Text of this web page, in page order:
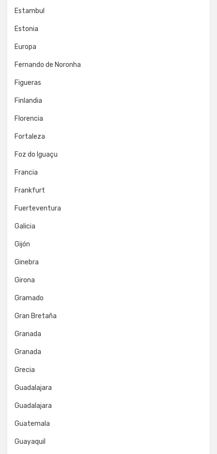
Estambul
Estonia
Europa
Fernando de Noronha
Figueras
Finlandia
Florencia
Fortaleza
Foz do Iguaçu
Francia
Frankfurt
Fuerteventura
Galicia
Gijón
Ginebra
Girona
Gramado
Gran Bretaña
Granada
Granada
Grecia
Guadalajara
Guadalajara
Guatemala
Guayaquil